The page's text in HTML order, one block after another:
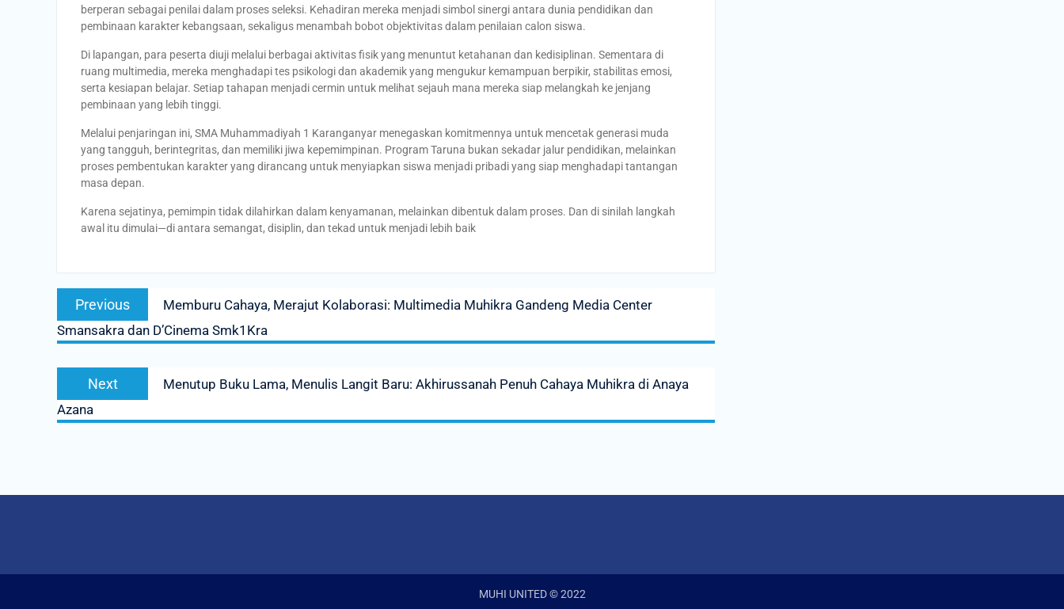
berperan sebagai penilai dalam proses seleksi. Kehadiran mereka menjadi simbol sinergi antara dunia pendidikan dan
pembinaan karakter kebangsaan, sekaligus menambah bobot objektivitas dalam penilaian calon siswa.
Di lapangan, para peserta diuji melalui berbagai aktivitas fisik yang menuntut ketahanan dan kedisiplinan. Sementara di
ruang multimedia, mereka menghadapi tes psikologi dan akademik yang mengukur kemampuan berpikir, stabilitas emosi,
serta kesiapan belajar. Setiap tahapan menjadi cermin untuk melihat sejauh mana mereka siap melangkah ke jenjang
pembinaan yang lebih tinggi.
Melalui penjaringan ini, SMA Muhammadiyah 1 Karanganyar menegaskan komitmennya untuk mencetak generasi muda
yang tangguh, berintegritas, dan memiliki jiwa kepemimpinan. Program Taruna bukan sekadar jalur pendidikan, melainkan
proses pembentukan karakter yang dirancang untuk menyiapkan siswa menjadi pribadi yang siap menghadapi tantangan
masa depan.
Karena sejatinya, pemimpin tidak dilahirkan dalam kenyamanan, melainkan dibentuk dalam proses. Dan di sinilah langkah
awal itu dimulai—di antara semangat, disiplin, dan tekad untuk menjadi lebih baik
Post
navigation
Previous
Previous
post:
Memburu Cahaya, Merajut Kolaborasi: Multimedia Muhikra Gandeng Media Center
Smansakra dan D’Cinema Smk1Kra
Next
post:
Menutup Buku Lama, Menulis Langit Baru: Akhirussanah Penuh Cahaya Muhikra di Anaya
Azana
MUHI UNITED © 2022